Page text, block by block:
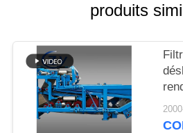
DU
SITE
PRIVACY
produits